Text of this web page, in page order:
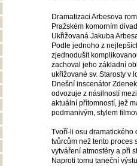
Dramatizaci Arbesova
Pražském komorním
Ukřižovaná Jakuba
Podle jednoho z
zjednodušit
zachoval jeho základní
ukřižované sv. Starosty v
Dnešní inscenátor
odvozuje z násilností
aktuální přítomností, jež
podmanivým, stylem
Tvoří-li osu dramatického
tvůrcům než tento proces
vytváření atmosféry a při
Naproti tomu taneční